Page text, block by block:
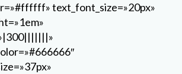
text_font_size=»20px»